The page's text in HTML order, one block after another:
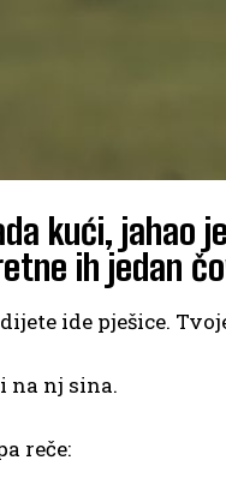
kući, jahao
ih jedan
ide pješice.
na nj sina.
reče: